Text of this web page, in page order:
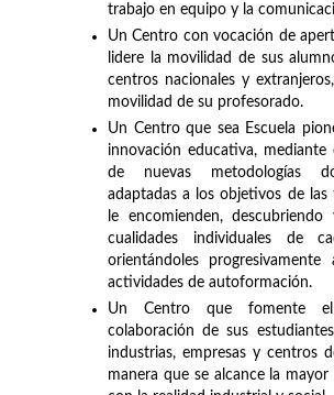
trabajo en equipo y la
Un Centro con vocación de
lidere la movilidad de sus
centros nacionales y
movilidad de su profesorado.
Un Centro que sea Escuela
innovación educativa,
de nuevas metodologías
adaptadas a los objetivos de las
le encomienden,
cualidades individuales de
orientándoles
actividades de autoformación.
Un Centro que fomente
colaboración de sus
industrias, empresas y centros
manera que se alcance la